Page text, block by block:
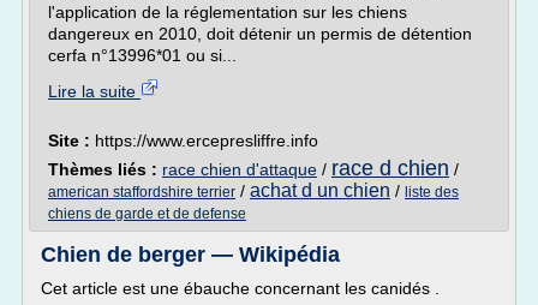
l'application de la réglementation sur les chiens
dangereux en 2010, doit détenir un permis de détention
cerfa n°13996*01 ou si...
Lire la suite
Site : https://www.ercepresliffre.info
Thèmes liés : race chien d'attaque / race d chien /
american staffordshire terrier / achat d un chien / liste des
chiens de garde et de defense
Chien de berger — Wikipédia
Cet article est une ébauche concernant les canidés .